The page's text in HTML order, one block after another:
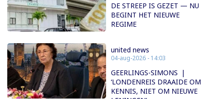
DE STREEP IS GEZET — NU
BEGINT HET NIEUWE
REGIME
united news
04-aug-2026 - 14:03
GEERLINGS-SIMONS |
‘LONDENREIS DRAAIDE OM
KENNIS, NIET OM NIEUWE